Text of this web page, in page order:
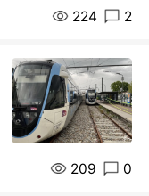
224 2
209 0